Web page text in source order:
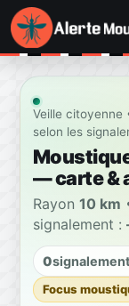
Veille citoyenne
selon les
— carte &
Rayon 10 km
signalement :
0
Focus